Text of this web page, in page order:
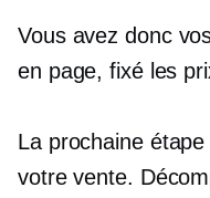
Vous avez donc
en page, fixé les
La prochaine
votre vente.